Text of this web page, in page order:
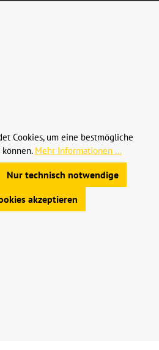
GmbH & Co. KG
|
Impressum
Cookies, um eine bestmögliche
Mehr Informationen ...
Nur technisch notwendige
akzeptieren